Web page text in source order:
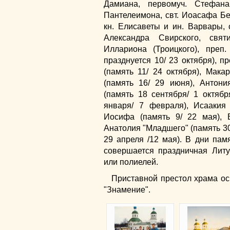
Дамиана, первомуч.
Пантелеимона, свт. Иоасафа
кн. Елисаветы и ин. Варвары,
Александра Свирского,
Иллариона (Троицкого),
празднуется 10/ 23 октября),
(память 11/ 24 октября),
(память 16/ 29 июня),
(память 18 сентября/ 1
января/ 7 февраля),
Иосифа (память 9/ 22 мая),
Анатолия "Младшего" (память
29 апреля /12 мая). В дни
совершается праздничная
или полиелей.
Приставной престол храма
"Знамение".